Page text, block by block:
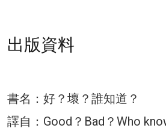
出版資料
書名：好？壞？誰知道？
譯自：Good？Bad？Who